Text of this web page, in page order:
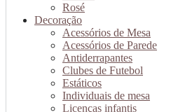
Rosé
Decoração
Acessórios de Mesa
Acessórios de Parede
Antiderrapantes
Clubes de Futebol
Estáticos
Individuais de mesa
Licenças infantis